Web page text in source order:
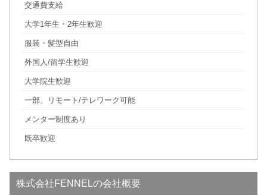
交通費支給
大学1年生・2年生歓迎
服装・髪型自由
外国人/留学生歓迎
大学院生歓迎
一部、リモート/テレワーク可能
メンター制度あり
既卒歓迎
株式会社FENNELの会社概要